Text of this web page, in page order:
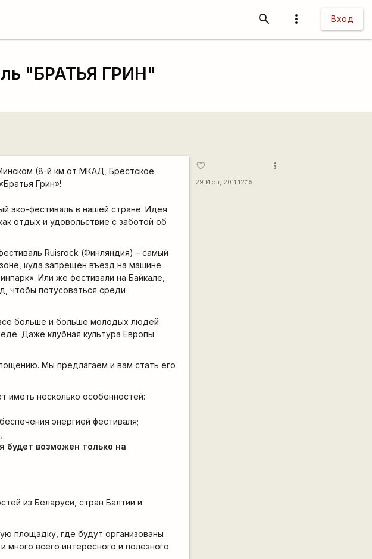
more_vert Вход
search
"БРАТЬЯ ГРИН"
(8-й км от МКАД, Брестское
Грин»!
эко-фестиваль в нашей стране. Идея
отдых и удовольствие с заботой об
Ruisrock (Финляндия) – самый
куда запрещен въезд на машине.
Или же фестивали на Байкале,
чтобы потусоваться среди
больше и больше молодых людей
Даже клубная культура Европы
Мы предлагаем и вам стать его
иметь несколько особенностей:
энергией фестиваля;
будет возможен только на
из Беларуси, стран Балтии и
площадку, где будут организованы
всего интересного и полезного.
favorite_border
29 Июл, 2011 12:15
more_vert